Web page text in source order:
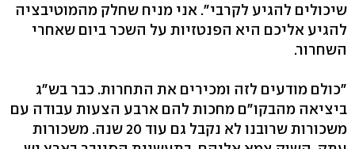
שיכולים להגיע לקרבי‭."‬ אני מניח שחלק מהמוטיבציה
להגיע אליכם היא הפנטזיות על השכר ביום שאחרי
השחרור.
"כולם מודעים לזה ומכירים את התחרות. כבר בש"ג
ביציאה מהבקו"ם מחכות להם ארבע הצעות עבודה עם
משכורות שרובנו לא נקבל גם עוד 20 שנה. משכורות